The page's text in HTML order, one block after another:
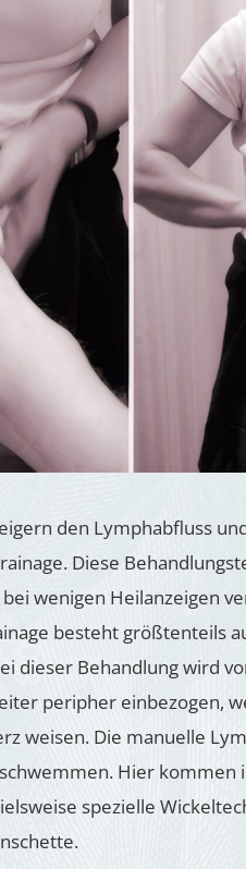
den Lymphabfluss
Diese
wenigen Heilanzeigen
besteht größtenteils
dieser Behandlung wird
peripher einbezogen,
weisen. Die manuelle
Hier kommen
spezielle